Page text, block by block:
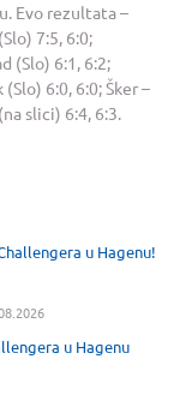
Evo rezultata –
7:5, 6:0;
(Slo) 6:1, 6:2;
6:0, 6:0; Šker –
slici) 6:4, 6:3.
u Hagenu!
u Hagenu